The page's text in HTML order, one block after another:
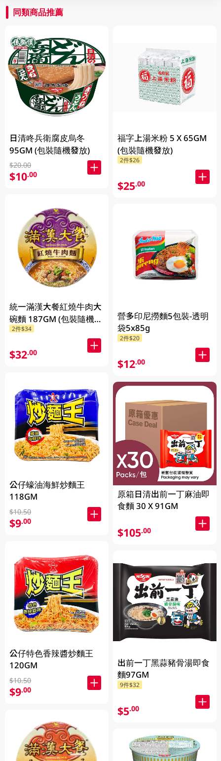
同類商品推薦
日清咚兵衛腐皮烏冬
95GM (包裝隨機發放)
$20.00
$10.00
統一滿漢大餐紅燒牛肉大
碗麵 187GM (包裝隨機發
放)
2件$34
$32.00
公仔蠔油海鮮炒麵王
118GM
$10.50
$9.00
公仔特色香辣醬炒麵王
120GM
$10.50
$9.00
福字上湯米粉 5 X 65GM
(包裝隨機發放)
2件$26
$25.00
營多印尼撈麵5包裝-透明
袋5x85g
2件$20
$12.00
原箱日清出前一丁麻油即
食麵 30 X 91GM
$105.00
出前一丁黑蒜豬骨湯即食
麵97GM
9件$32
$5.00